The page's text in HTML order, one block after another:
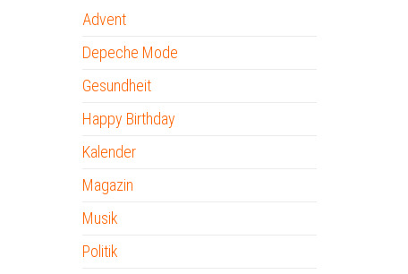
Advent
Depeche Mode
Gesundheit
Happy Birthday
Kalender
Magazin
Musik
Politik